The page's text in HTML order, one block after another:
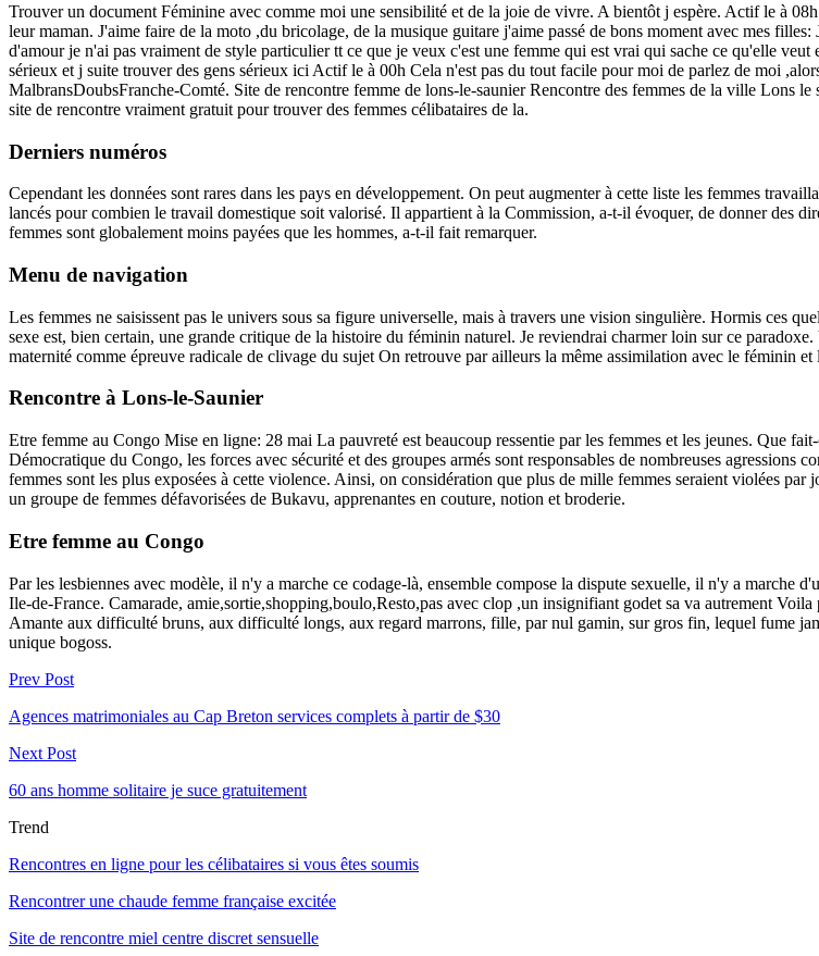
Trouver un document Féminine avec comme moi une sensibilité et de la joie de vivre. A bientôt j espère. Actif le à
leur maman. J'aime faire de la moto ,du bricolage, de la musique guitare j'aime passé de bons moment avec mes
d'amour je n'ai pas vraiment de style particulier tt ce que je veux c'est une femme qui est vrai qui sache ce qu'elle
sérieux et j suite trouver des gens sérieux ici Actif le à 00h Cela n'est pas du tout facile pour moi de parlez de moi
MalbransDoubsFranche-Comté. Site de rencontre femme de lons-le-saunier Rencontre des femmes de la ville Lons
site de rencontre vraiment gratuit pour trouver des femmes célibataires de la.
Derniers numéros
Cependant les données sont rares dans les pays en développement. On peut augmenter à cette liste les femmes
lancés pour combien le travail domestique soit valorisé. Il appartient à la Commission, a-t-il évoquer, de donner des
femmes sont globalement moins payées que les hommes, a-t-il fait remarquer.
Menu de navigation
Les femmes ne saisissent pas le univers sous sa figure universelle, mais à travers une vision singulière. Hormis ces
sexe est, bien certain, une grande critique de la histoire du féminin naturel. Je reviendrai charmer loin sur ce
maternité comme épreuve radicale de clivage du sujet On retrouve par ailleurs la même assimilation avec le féminin
Rencontre à Lons-le-Saunier
Etre femme au Congo Mise en ligne: 28 mai La pauvreté est beaucoup ressentie par les femmes et les jeunes. Que
Démocratique du Congo, les forces avec sécurité et des groupes armés sont responsables de nombreuses
femmes sont les plus exposées à cette violence. Ainsi, on considération que plus de mille femmes seraient violées
un groupe de femmes défavorisées de Bukavu, apprenantes en couture, notion et broderie.
Etre femme au Congo
Par les lesbiennes avec modèle, il n'y a marche ce codage-là, ensemble compose la dispute sexuelle, il n'y a marche
Ile-de-France. Camarade, amie,sortie,shopping,boulo,Resto,pas avec clop ,un insignifiant godet sa va autrement
Amante aux difficulté bruns, aux difficulté longs, aux regard marrons, fille, par nul gamin, sur gros fin, lequel fume
unique bogoss.
Prev Post
Agences matrimoniales au Cap Breton services complets à partir de $30
Next Post
60 ans homme solitaire je suce gratuitement
Trend
Rencontres en ligne pour les célibataires si vous êtes soumis
Rencontrer une chaude femme française excitée
Site de rencontre miel centre discret sensuelle